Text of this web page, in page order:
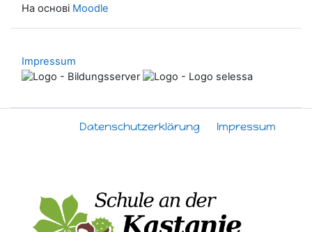
На основі Moodle
Impressum
Datenschutzerklärung Impressum